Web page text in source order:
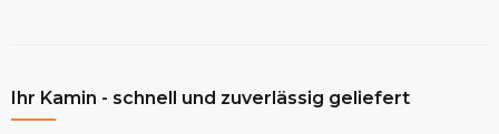
Ihr Kamin - schnell und zuverlässig geliefert